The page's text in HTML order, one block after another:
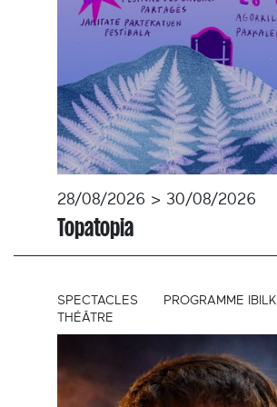
28/08/2026 > 30/08/2026
Topatopia
SPECTACLES
PROGRAMME IBILKI
THÉÂTRE